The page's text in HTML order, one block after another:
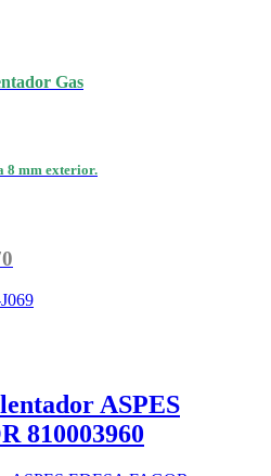
Gas
8 mm exterior.
ASPES
810003960